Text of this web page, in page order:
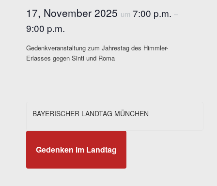
17, November 2025 um7:00 p.m.–
9:00 p.m.
Gedenkveranstaltung zum Jahrestag des Himmler-
Erlasses gegen Sinti und Roma
BAYERISCHER LANDTAG MÜNCHEN
Gedenken im Landtag